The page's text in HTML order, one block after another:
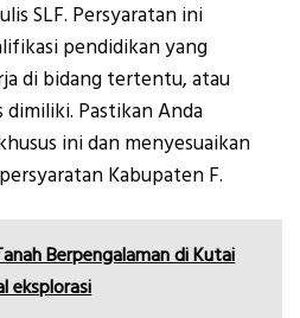
SLF. Persyaratan ini
pendidikan yang
di bidang tertentu, atau
Pastikan Anda
ini dan menyesuaikan
Kabupaten F.
Berpengalaman di Kutai
eksplorasi